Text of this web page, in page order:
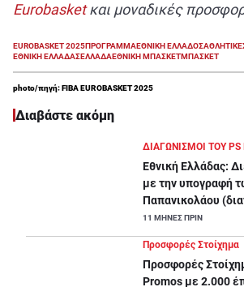
Eurobasketκαι μοναδικές
EUROBASKET 2025ΠΡΟΓΡΑΜΜΑΕΘΝΙΚΗ ΕΛΛΑΔΟΣ
ΕΘΝΙΚΗ ΕΛΛΑΔΑΣΕΛΛΑΔΑΕΘΝΙΚΗ ΜΠΑΣΚΕΤΜΠΑΣΚΕΤ
photo/πηγή: FIBA EUROBASKET 2025
Διαβάστε ακόμη
ΔΙΑΓΩΝΙΣΜΟΙ ΤΟΥ PS
Εθνική Ελλάδας:
με την υπογραφή
Παπανικολάου
11 ΜΗΝΕΣ ΠΡΙΝ
Προσφορές Στοίχημα
Προσφορές
Promos με 2.000